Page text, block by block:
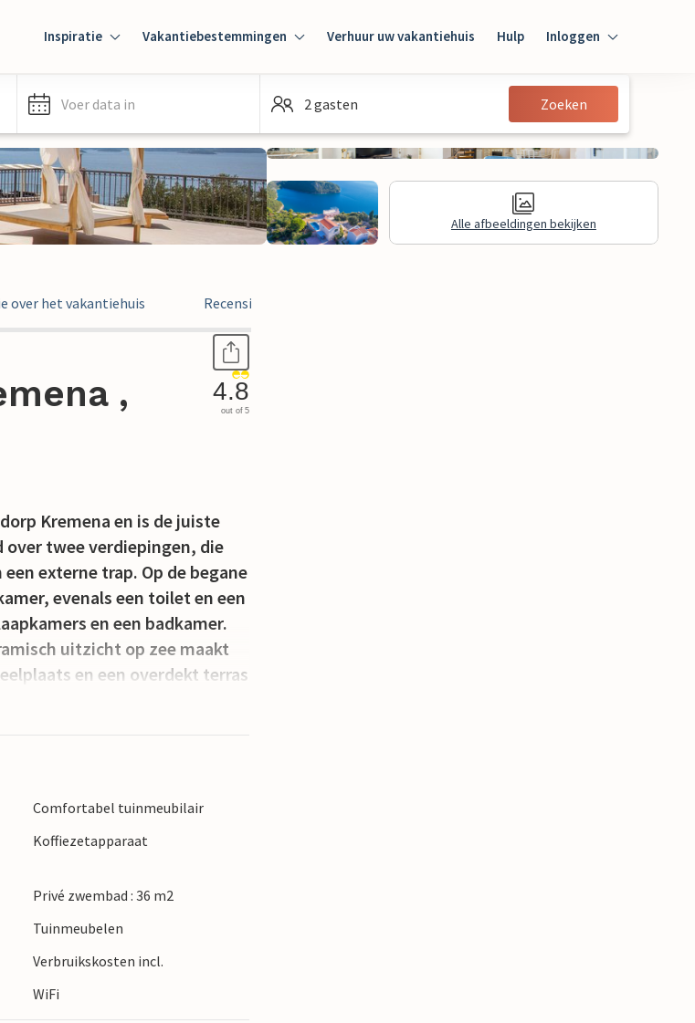
Inspiratie Vakantiebestemmingen Verhuur uw vakantiehuis Hulp Inloggen
Inloggen
Gast
Voer data in 2 gasten Zoeken
Alle afbeeldingen bekijken
over het vakantiehuis Recensies
,
4.8
out of 5
Kremena en is de juiste
over twee verdiepingen, die
externe trap. Op de begane
evenals een toilet en een
en een badkamer.
uitzicht op zee maakt
en een overdekt terras
rijden. We raden
Comfortabel tuinmeubilair
Koffiezetapparaat
Privé zwembad : 36 m2
Tuinmeubelen
Verbruikskosten incl.
WiFi